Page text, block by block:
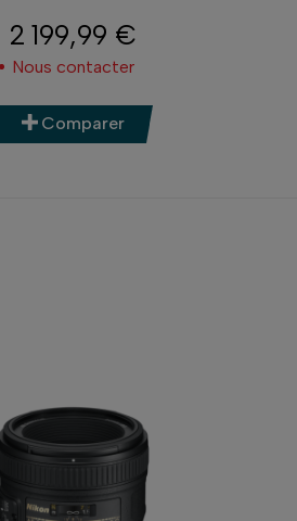
Prix
2 199,99 €
Nous contacter
Comparer